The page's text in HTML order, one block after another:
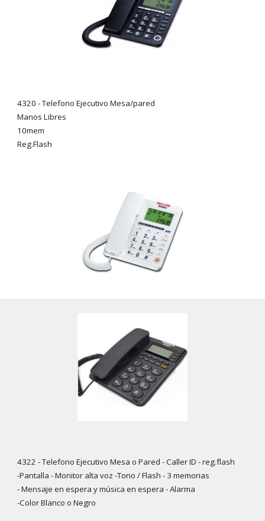
4320 -Telefono Ejecutivo Mesa/pared
Manos Libres
10mem
Reg.Flash
4322 - Telefono Ejecutivo Mesa o Pared - Caller ID - reg.flash
-Pantalla - Monitor alta voz -Tono / Flash - 3 memorias
- Mensaje en espera y música en espera - Alarma
-Color Blanco o Negro